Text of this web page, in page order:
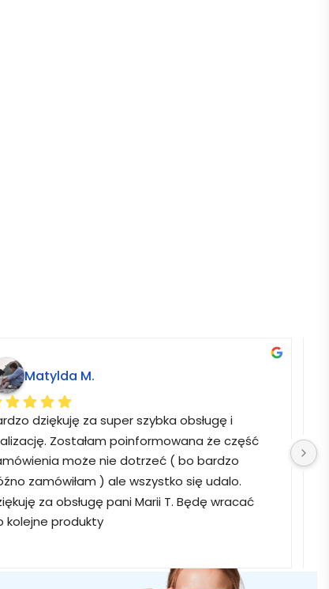
Matylda M.
dziękuję za super szybka obsługę i
Zostałam poinformowana że część
może nie dotrzeć ( bo bardzo
zamówiłam ) ale wszystko się udalo.
za obsługę pani Marii T. Będę wracać
kolejne produkty